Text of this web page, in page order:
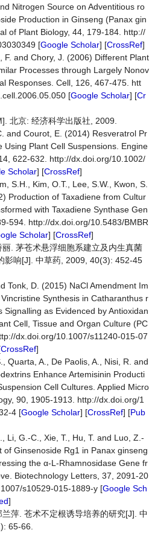
Nitrogen Source on Adventitious ro
Production in Ginseng (Panax gin
of Plant Biology, 44, 179-184. http://
[Google Scholar] [CrossRef]
F. and Chory, J. (2006) Different Plant
Processes through Largely Nonov
Responses. Cell, 126, 467-475. htt
[Google Scholar] [Cr
北京: 经济科学出版社, 2009.
and Courot, E. (2014) Resveratrol Pr
Using Plant Cell Suspensions. Engine
622-632. http://dx.doi.org/10.1002/
Scholar] [CrossRef]
S.H., Kim, O.T., Lee, S.W., Kwon, S.
Production of Taxadiene from Cultur
with Taxadiene Synthase Gen
594. http://dx.doi.org/10.5483/BMBR
Scholar] [CrossRef]
. 茅苍术悬浮细胞系建立及内生真菌
影响[J]. 中草药, 2009, 40(3): 452-45
Tonk, D. (2015) NaCl Amendment Im
Synthesis in Catharanthus r
Signalling as Evidenced by Antioxidan
Cell, Tissue and Organ Culture (PC
dx.doi.org/10.1007/s11240-015-07
CrossRef]
Quarta, A., De Paolis, A., Nisi, R. and
Enhance Artemisinin Producti
Cell Cultures. Applied Micro
90, 1905-1913. http://dx.doi.org/1
4 [Google Scholar] [CrossRef] [Pub
Li, G.-C., Xie, T., Hu, T. and Luo, Z.-
of Ginsenoside Rg1 in Panax ginseng
the α-L-Rhamnosidase Gene fr
Biotechnology Letters, 37, 2091-20
s10529-015-1889-y [Google Sch
]
萍. 苍术不定根诱导培养的研究[J]. 中
65-66.